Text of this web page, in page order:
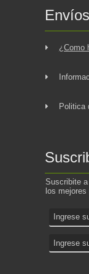
¿Como
Politica
Suscribite
los